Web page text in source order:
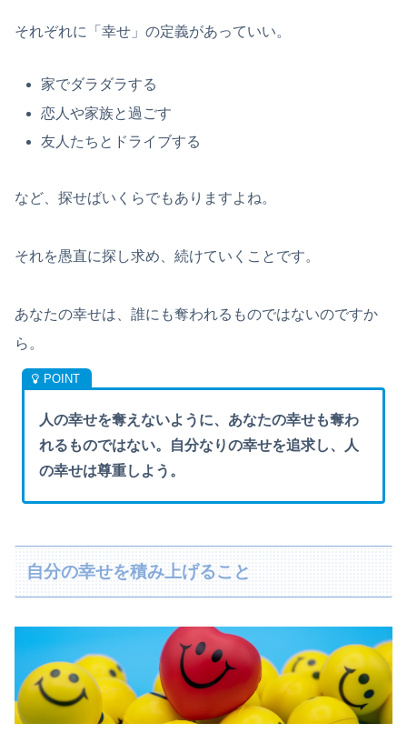
それぞれに「幸せ」の定義があっていい。
家でダラダラする
恋人や家族と過ごす
友人たちとドライブする
など、探せばいくらでもありますよね。
それを愚直に探し求め、続けていくことです。
あなたの幸せは、誰にも奪われるものではないのですか
ら。
人の幸せを奪えないように、あなたの幸せも奪わ
れるものではない。自分なりの幸せを追求し、人
の幸せは尊重しよう。
自分の幸せを積み上げること